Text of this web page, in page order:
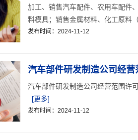
加工、销售汽车配件、农用车配件
料模具；销售金属材料、化工原料
发布时间：2024-11-12
汽车部件研发制造公司经营
汽车部件研发制造公司经营范围许
[更多]
发布时间：2024-11-12